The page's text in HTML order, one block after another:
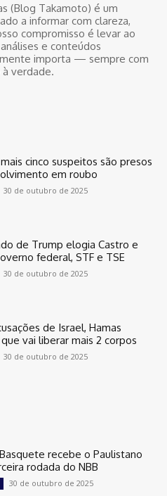
(Blog Takamoto) é um
a informar com clareza,
compromisso é levar ao
e conteúdos
importa — sempre com
verdade.
cinco suspeitos são presos
em roubo
30 de outubro de 2025
de Trump elogia Castro e
federal, STF e TSE
30 de outubro de 2025
de Israel, Hamas
que vai liberar mais 2 corpos
30 de outubro de 2025
recebe o Paulistano
rodada do NBB
30 de outubro de 2025